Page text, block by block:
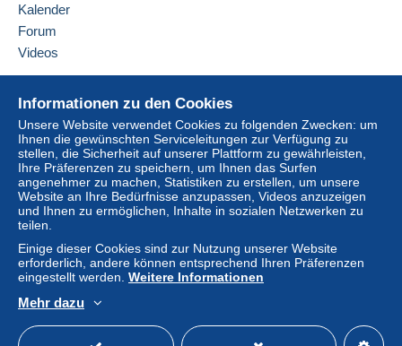
Informationen zu den Cookies
Unsere Website verwendet Cookies zu folgenden Zwecken: um
Ihnen die gewünschten Serviceleitungen zur Verfügung zu
stellen, die Sicherheit auf unserer Plattform zu gewährleisten,
Ihre Präferenzen zu speichern, um Ihnen das Surfen
angenehmer zu machen, Statistiken zu erstellen, um unsere
Website an Ihre Bedürfnisse anzupassen, Videos anzuzeigen
und Ihnen zu ermöglichen, Inhalte in sozialen Netzwerken zu
teilen.
Einige dieser Cookies sind zur Nutzung unserer Website
erforderlich, andere können entsprechend Ihren Präferenzen
eingestellt werden. Weitere Informationen
Mehr dazu
Kalender
Forum
Videos
Online-Hilfe
Auf Delcampe kaufen
Auf Delcampe verkaufen
Eine sichere Website